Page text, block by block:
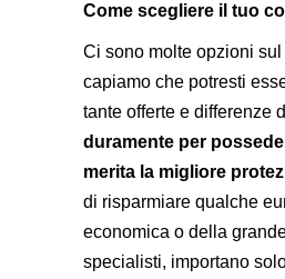
Come scegliere il tuo
Ci sono molte opzioni
capiamo che potresti
tante offerte e differenze
duramente per
merita la migliore
di risparmiare qualche
economica o della
specialisti, importano